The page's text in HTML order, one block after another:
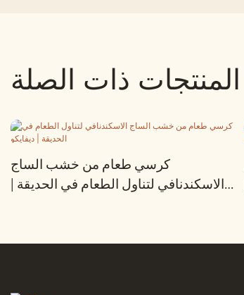
المنتجات ذات الصلة
كرسي طعام من خشب الساج
الاسكندنافي لتناول الطعام في الحديقة |